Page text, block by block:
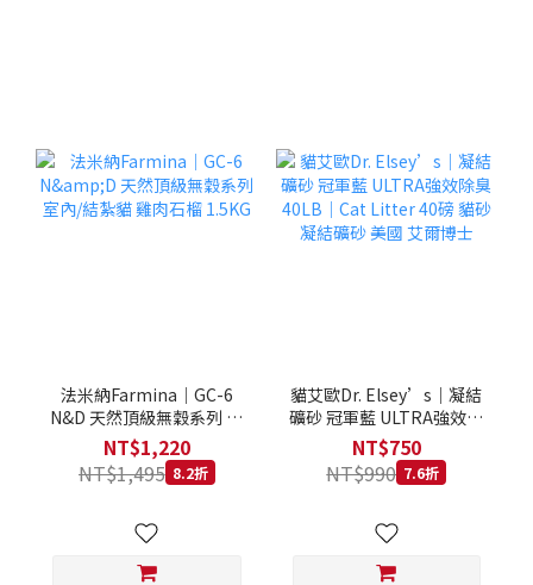
法米納Farmina｜GC-6
N&D 天然頂級無穀系列 室
內/結紮貓 雞肉石榴 1.5KG
NT$1,220
NT$1,495 8.2折
貓艾歐Dr. Elsey’s｜凝結
礦砂 冠軍藍 ULTRA強效除
臭 40LB｜Cat Litter 40磅
士
NT$750
NT$990 7.6折